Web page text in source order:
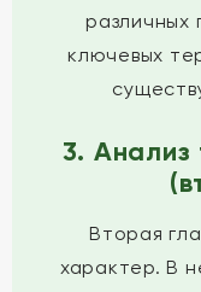
различных
ключевых
3. Анализ
Вторая
характер. В